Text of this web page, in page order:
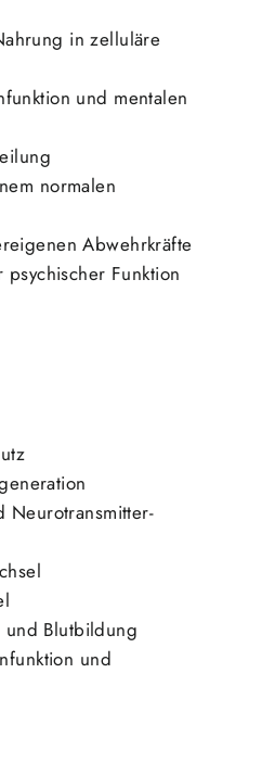
in zelluläre
und mentalen
normalen
Abwehrkräfte
Funktion
Neurotransmitter-
Blutbildung
und